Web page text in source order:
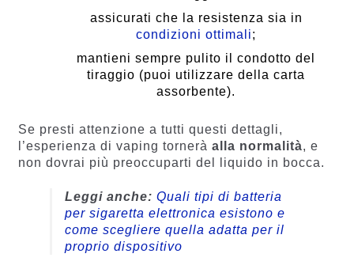
assicurati che la resistenza sia in
condizioni ottimali;
mantieni sempre pulito il condotto del
tiraggio (puoi utilizzare della carta
assorbente).
Se presti attenzione a tutti questi dettagli,
l’esperienza di vaping tornerà alla normalità, e
non dovrai più preoccuparti del liquido in bocca.
Leggi anche: Quali tipi di batteria
per sigaretta elettronica esistono e
come scegliere quella adatta per il
proprio dispositivo